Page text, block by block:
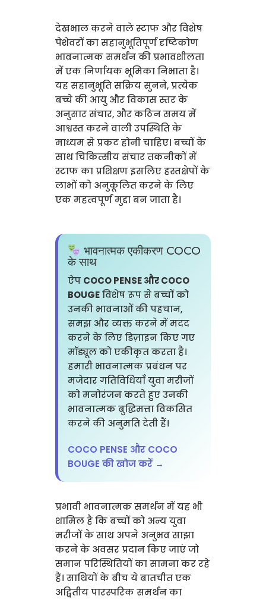
देखभाल करने वाले स्टाफ और विशेष
पेशेवरों का सहानुभूतिपूर्ण दृष्टिकोण
भावनात्मक समर्थन की प्रभावशीलता
में एक निर्णायक भूमिका निभाता है।
यह सहानुभूति सक्रिय सुनने, प्रत्येक
बच्चे की आयु और विकास स्तर के
अनुसार संचार, और कठिन समय में
आश्वस्त करने वाली उपस्थिति के
माध्यम से प्रकट होनी चाहिए। बच्चों के
साथ चिकित्सीय संचार तकनीकों में
स्टाफ का प्रशिक्षण इसलिए हस्तक्षेपों के
लाभों को अनुकूलित करने के लिए
एक महत्वपूर्ण मुद्दा बन जाता है।
भावनात्मक एकीकरण COCO
के साथ
ऐप COCO PENSE और COCO
BOUGEविशेष रूप से बच्चों को
उनकी भावनाओं की पहचान,
समझ और व्यक्त करने में मदद
करने के लिए डिज़ाइन किए गए
मॉड्यूल को एकीकृत करता है।
हमारी भावनात्मक प्रबंधन पर
मजेदार गतिविधियाँ युवा मरीजों
को मनोरंजन करते हुए उनकी
भावनात्मक बुद्धिमत्ता विकसित
करने की अनुमति देती हैं।
COCO PENSE और COCO
BOUGE की खोज करें →
प्रभावी भावनात्मक समर्थन में यह भी
शामिल है कि बच्चों को अन्य युवा
मरीजों के साथ अपने अनुभव साझा
करने के अवसर प्रदान किए जाएं जो
समान परिस्थितियों का सामना कर रहे
हैं। साथियों के बीच ये बातचीत एक
अद्वितीय पारस्परिक समर्थन का